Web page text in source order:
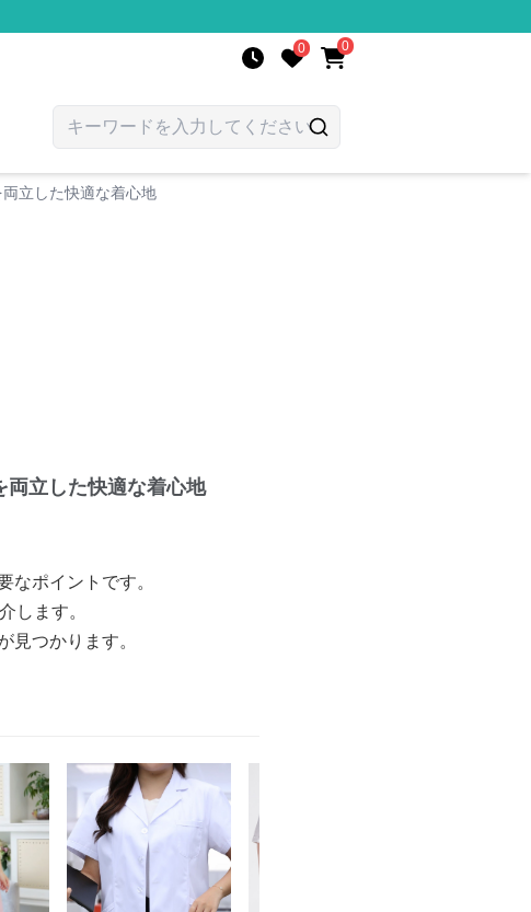
0 0
立した快適な着心地
立した快適な着心地
ポイントです。
します。
つかります。